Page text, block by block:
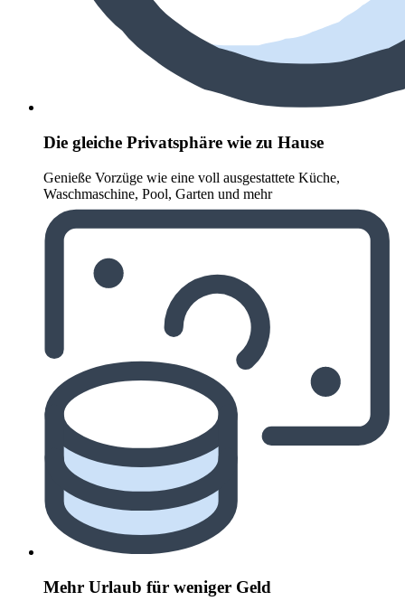
Die gleiche Privatsphäre wie zu Hause
Genieße Vorzüge wie eine voll ausgestattete Küche,
Waschmaschine, Pool, Garten und mehr
Mehr Urlaub für weniger Geld